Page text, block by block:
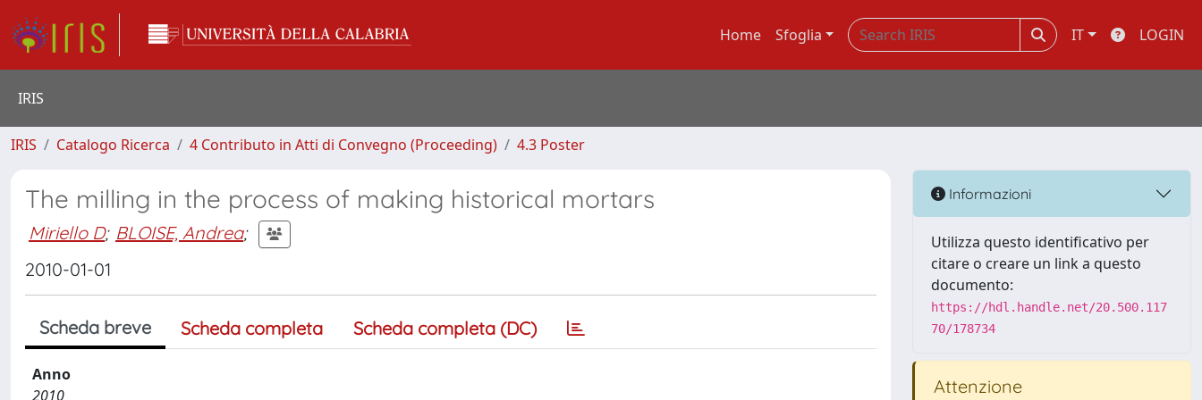
Home Sfoglia IT LOGIN
IRIS
IRIS Catalogo Ricerca 4 Contributo in Atti di Convegno (Proceeding) 4.3 Poster
The milling in the process of making historical mortars
Miriello D; BLOISE, Andrea;
2010-01-01
Scheda breve Scheda completa Scheda completa (DC)
Anno
2010
Informazioni
Utilizza questo identificativo per
citare o creare un link a questo
documento:
https://hdl.handle.net/20.500.117
70/178734
Attenzione